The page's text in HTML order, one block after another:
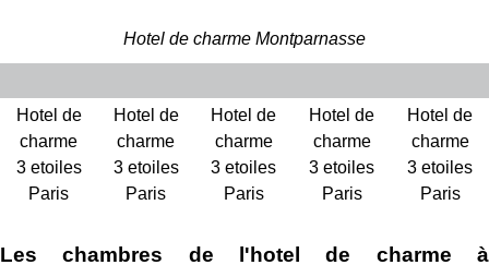
Hotel de charme Montparnasse
Hotel de
charme
3 etoiles
Paris
Hotel de
charme
3 etoiles
Paris
Hotel de
charme
3 etoiles
Paris
Hotel de
charme
3 etoiles
Paris
Hotel de
charme
3 etoiles
Paris
Les chambres de l'hotel de charme à